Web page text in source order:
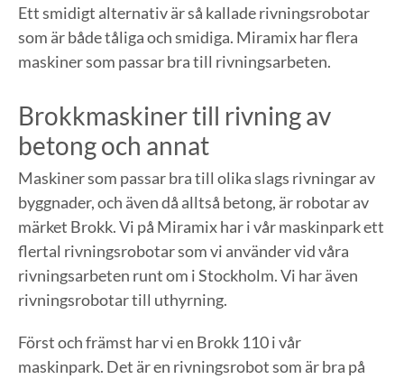
Ett smidigt alternativ är så kallade rivningsrobotar
som är både tåliga och smidiga. Miramix har flera
maskiner som passar bra till rivningsarbeten.
Brokkmaskiner till rivning av
betong och annat
Maskiner som passar bra till olika slags rivningar av
byggnader, och även då alltså betong, är robotar av
märket Brokk. Vi på Miramix har i vår maskinpark ett
flertal rivningsrobotar som vi använder vid våra
rivningsarbeten runt om i Stockholm. Vi har även
rivningsrobotar till uthyrning.
Först och främst har vi en Brokk 110 i vår
maskinpark. Det är en rivningsrobot som är bra på